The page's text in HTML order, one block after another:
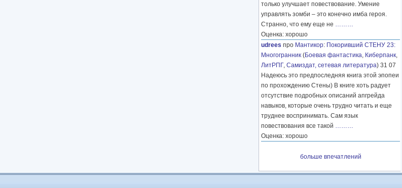
только улучшает повествование. Умение
управлять зомби – это конечно имба героя.
Странно, что ему еще не ………
Оценка: хорошо
udrees про Мантикор: Покоривший СТЕНУ 23:
Многогранник (Боевая фантастика, Киберпанк,
ЛитРПГ, Самиздат, сетевая литература) 31 07
Надеюсь это предпоследняя книга этой эпопеи
по прохождению Стены) В книге хоть радует
отсутствие подробных описаний апгрейда
навыков, которые очень трудно читать и еще
труднее воспринимать. Сам язык
повествования все такой ………
Оценка: хорошо
больше впечатлений